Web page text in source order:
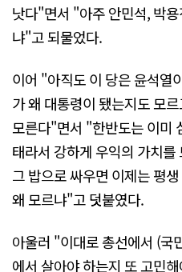
낫다"면서 "아주 안민석, 박
냐"고 되물었다.
이어 "아직도 이 당은 윤석열
가 왜 대통령이 됐는지도 모
모른다"면서 "한반도는 이미
태라서 강하게 우익의 가치
그 밥으로 싸우면 이제는 평
왜 모르냐"고 덧붙였다.
아울러 "이대로 총선에서 (국
에서 살아야 하는지 또 고민